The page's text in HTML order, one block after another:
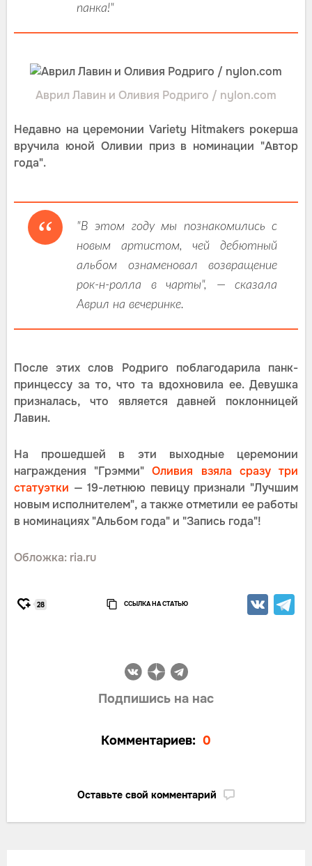
панка!"
Аврил Лавин и Оливия Родриго / nylon.com
Недавно на церемонии Variety Hitmakers рокерша
вручила юной Оливии приз в номинации "Автор
года".
"В этом году мы познакомились с
новым артистом, чей дебютный
альбом ознаменовал возвращение
рок-н-ролла в чарты", — сказала
Аврил на вечеринке.
После этих слов Родриго поблагодарила панк-
принцессу за то, что та вдохновила ее. Девушка
призналась, что является давней поклонницей
Лавин.
На прошедшей в эти выходные церемонии
награждения "Грэмми"Оливия взяла сразу три
статуэтки — 19-летнюю певицу признали "Лучшим
новым исполнителем", а также отметили ее работы
в номинациях "Альбом года" и "Запись года"!
Обложка: ria.ru
28 ССЫЛКА НА СТАТЬЮ
Подпишись на нас
Комментариев: 0
Оставьте свой комментарий